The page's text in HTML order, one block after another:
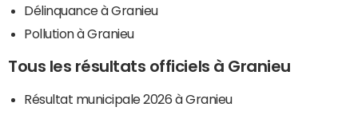
Délinquance à Granieu
Pollution à Granieu
Tous les résultats officiels à Granieu
Résultat municipale 2026 à Granieu